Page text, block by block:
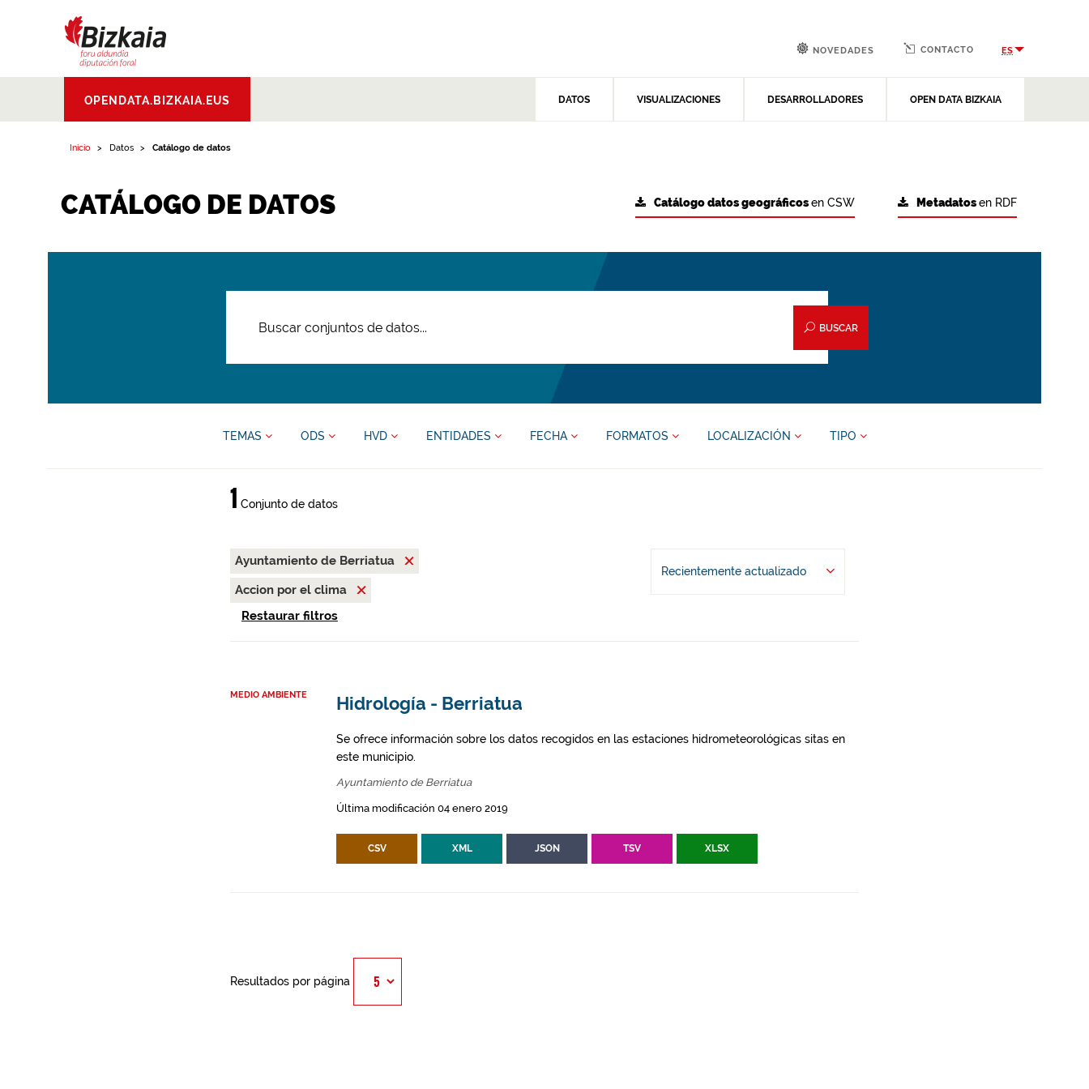
Aldundia.Diputacion
Foral de Bizkaia
OPENDATA.BIZKAIA.EUS DATOS VISUALIZACIONES DESARROLLADORES OPEN DATA BIZKAIA
NOVEDADES CONTACTO ES
Inicio Datos Catálogo de datos
CATÁLOGO DE DATOS Metadatosen RDF
Catálogo datos geográficosen CSW
BUSCAR
TEMAS ODS HVD ENTIDADES FECHA FORMATOS LOCALIZACIÓN TIPO
1 Conjunto de datos
Ayuntamiento de Berriatua
Accion por el clima
Restaurar filtros
Recientemente actualizado
MEDIO AMBIENTE Hidrología - Berriatua
Se ofrece información sobre los datos recogidos en las estaciones hidrometeorológicas sitas en
este municipio.
Ayuntamiento de Berriatua
Última modificación 04 enero 2019
CSV XML JSON TSV XLSX
Resultados por página